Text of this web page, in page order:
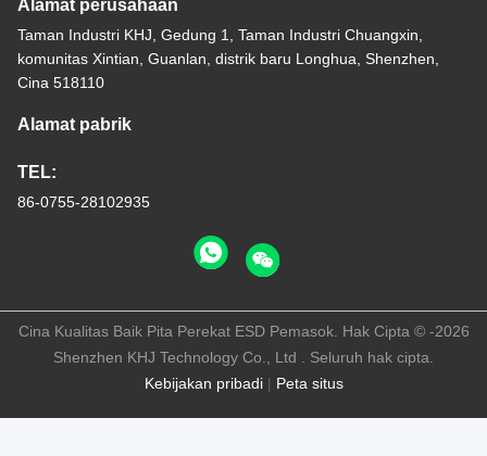
Alamat perusahaan
Taman Industri KHJ, Gedung 1, Taman Industri Chuangxin,
komunitas Xintian, Guanlan, distrik baru Longhua, Shenzhen,
Cina 518110
Alamat pabrik
TEL:
86-0755-28102935
Kebijakan pribadi| Peta situs
Cina Kualitas Baik Pita Perekat ESD Pemasok. Hak Cipta © -2026
Shenzhen KHJ Technology Co., Ltd . Seluruh hak cipta.